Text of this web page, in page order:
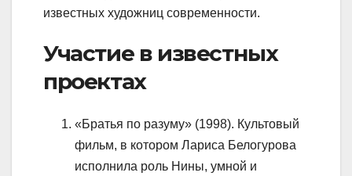
известных художниц современности.
Участие в известных
проектах
«Братья по разуму» (1998). Культовый
фильм, в котором Лариса Белогурова
исполнила роль Нины, умной и